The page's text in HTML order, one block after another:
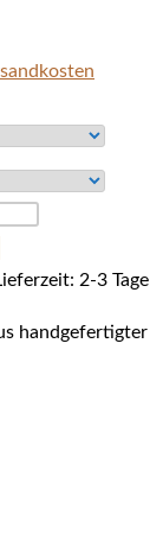
2-3 Tage